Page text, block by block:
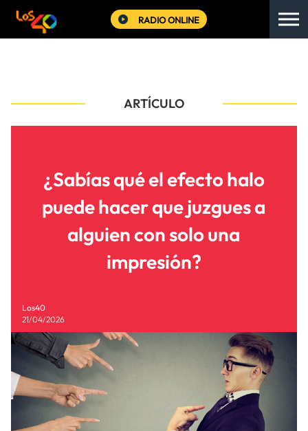
RADIO ONLINE
ARTÍCULO
¿Sabías qué el efecto halo
puede hacer que juzgues a
alguien con solo una
impresión?
Los40
21/04/2026